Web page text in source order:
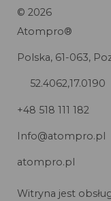
© 2026
Atompro®
Polska, 61-063,
52.4062,17.0190
+48 518 111 182
Info@atompro.pl
atompro.pl
Witryna jest